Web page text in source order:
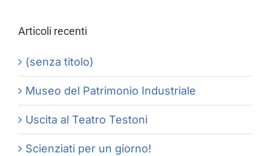
Articoli recenti
(senza titolo)
Museo del Patrimonio Industriale
Uscita al Teatro Testoni
Scienziati per un giorno!